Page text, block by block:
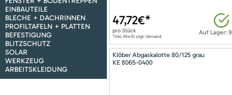
EINBAUTEILE
BLECHE + DACHRINNEN
PROFILTAFELN + PLATTEN
BEFESTIGUNG
BLITZSCHUTZ
SOLAR
WERKZEUG
ARBEITSKLEIDUNG
Auf Lager: 9
47,72€*
pro Stück
*inkl. MwSt zzgl. Versand
Klöber Abgaskalotte 80/125 grau
KE 8065-0400